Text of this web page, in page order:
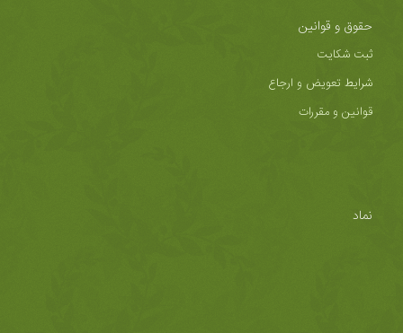
حقوق و قوانین
ثبت شکایت
شرایط تعویض و ارجاع
قوانین و مقررات
نماد